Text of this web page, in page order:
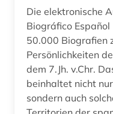
republikflucht (1)
romanistik (1)
saarland (1)
Die elektronische
Biográfico
50.000 Biografien
Persönlichkeiten
dem 7.Jh. v.Chr.
beinhaltet nicht
sondern auch